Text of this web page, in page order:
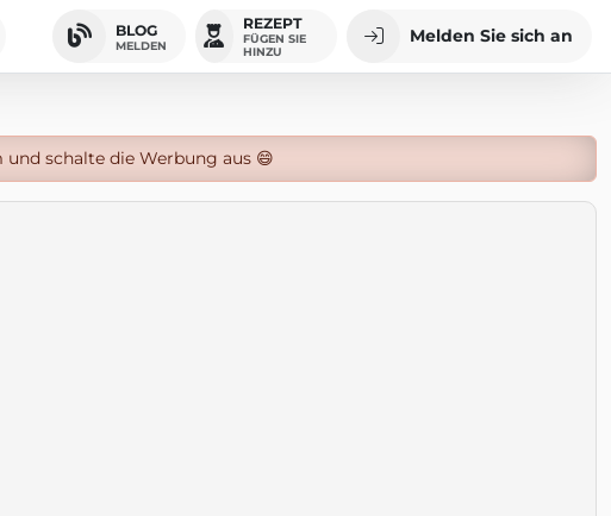
BLOG
MELDEN
REZEPT
FÜGEN SIE
HINZU
Melden Sie sich an
schalte die Werbung aus 😄